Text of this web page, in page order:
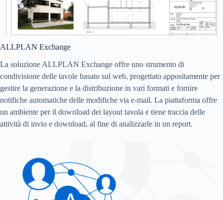
ALLPLAN Exchange
La soluzione ALLPLAN Exchange offre uno strumento di
condivisione delle tavole basato sul web, progettato appositamente per
gestire la generazione e la distribuzione in vari formati e fornire
notifiche automatiche delle modifiche via e-mail. La piattaforma offre
un ambiente per il download dei layout tavola e tiene traccia delle
attività di invio e download, al fine di analizzarle in un report.